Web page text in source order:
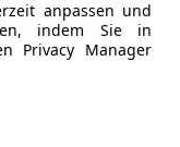
anpassen und
indem Sie in
Privacy Manager